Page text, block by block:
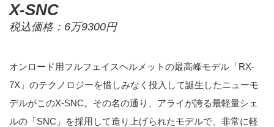
X-SNC
税込価格：6万9300円
オンロード用フルフェイスヘルメットの最高峰モデル「RX-
7X」のテクノロジーを惜しみなく投入して誕生したニューモ
デルがこのX-SNC。その名の通り、アライが誇る最軽量シェ
ルの「SNC」を採用して造り上げられたモデルで、非常に軽